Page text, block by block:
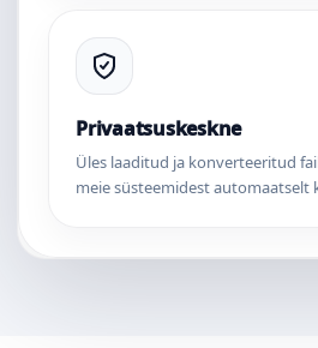
Privaatsuskeskne
Üles laaditud ja konverteeritud
meie süsteemidest automaatselt